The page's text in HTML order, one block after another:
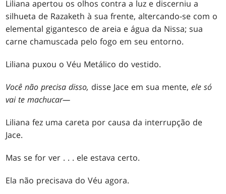
Liliana apertou os olhos contra a luz e discerniu a
silhueta de Razaketh à sua frente, altercando-se com o
elemental gigantesco de areia e água da Nissa; sua
carne chamuscada pelo fogo em seu entorno.
Liliana puxou o Véu Metálico do vestido.
Você não precisa disso, disse Jace em sua mente,ele só
vai te machucar—
Liliana fez uma careta por causa da interrupção de
Jace.
Mas se for ver . . . ele estava certo.
Ela não precisava do Véu agora.